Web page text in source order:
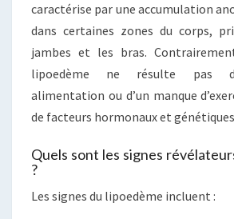
caractérise par une accumulation
dans certaines zones du corps,
jambes et les bras.
lipoedème ne résulte pas
alimentation ou d’un manque
de facteurs hormonaux et
Quels sont les signes
?
Les signes du lipoedème incluent :